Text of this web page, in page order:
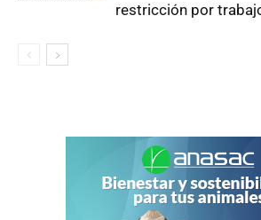
restricción por